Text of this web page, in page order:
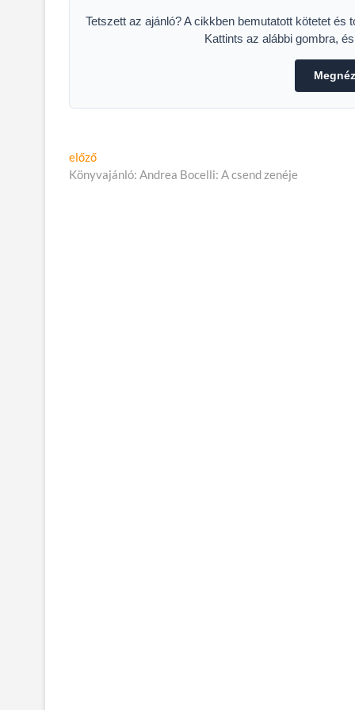
Tetszett az ajánló? A cikkben bemutatott kötetet és
Kattints az alábbi gombra,
Bejegyzés
navigáció
előzőElőző
cikk:
Könyvajánló: Andrea Bocelli: A csend zenéje